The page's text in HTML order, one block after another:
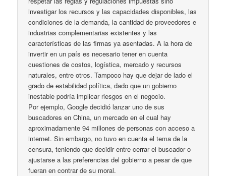
investigar los recursos y las capacidades disponibles, las
condiciones de la demanda, la cantidad de proveedores e
industrias complementarias existentes y las
características de las firmas ya asentadas. A la hora de
invertir en un país es necesario tener en cuenta
cuestiones de costos, logística, mercado y recursos
naturales, entre otros. Tampoco hay que dejar de lado el
grado de estabilidad política, dado que un gobierno
inestable podría implicar riesgos en el negocio.
Por ejemplo, Google decidió lanzar uno de sus
buscadores en China, un mercado en el cual hay
aproximadamente 94 millones de personas con acceso a
internet. Sin embargo, no tuvo en cuenta el tema de la
censura, teniendo que decidir entre cerrar el buscador o
ajustarse a las preferencias del gobierno a pesar de que
fueran en contrar de su moral.